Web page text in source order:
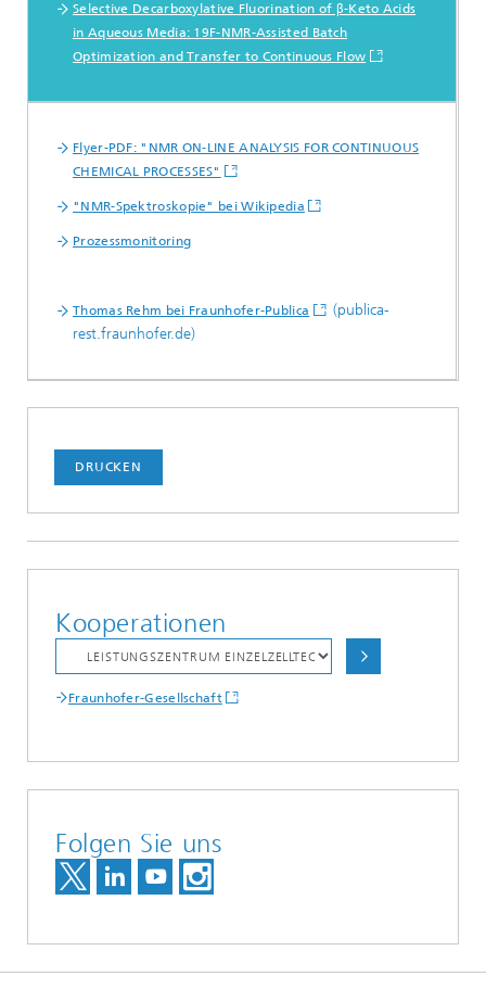
Selective Decarboxylative Fluorination of β-Keto Acids
in Aqueous Media: 19F-NMR-Assisted Batch
Optimization and Transfer to Continuous Flow
Weitere Informationen:
Flyer-PDF: "NMR ON-LINE ANALYSIS FOR CONTINUOUS
CHEMICAL PROCESSES"
"NMR-Spektroskopie" bei Wikipedia
Prozessmonitoring
Thomas Rehm bei Fraunhofer-Publica
(publica-
rest.fraunhofer.de)
DRUCKEN
Kooperationen
Fraunhofer-Gesellschaft
Folgen Sie uns